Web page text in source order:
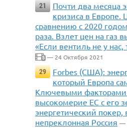
21
Почти два месяца
кризиса в Европе.
сравнению с 2020
раза. Взлет цен на газ
«Если вентиль не у нас,
5 — 24 Октября 2021
29
Forbes (США):
который Европа
Ключевыми факторами
высокомерие ЕС с его
энергетический покер,
непреклонная Россия —